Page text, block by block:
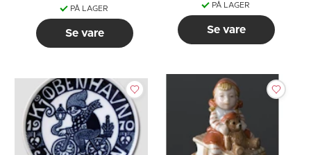
PÅ LAGER
Se vare
PÅ LAGER
Se vare